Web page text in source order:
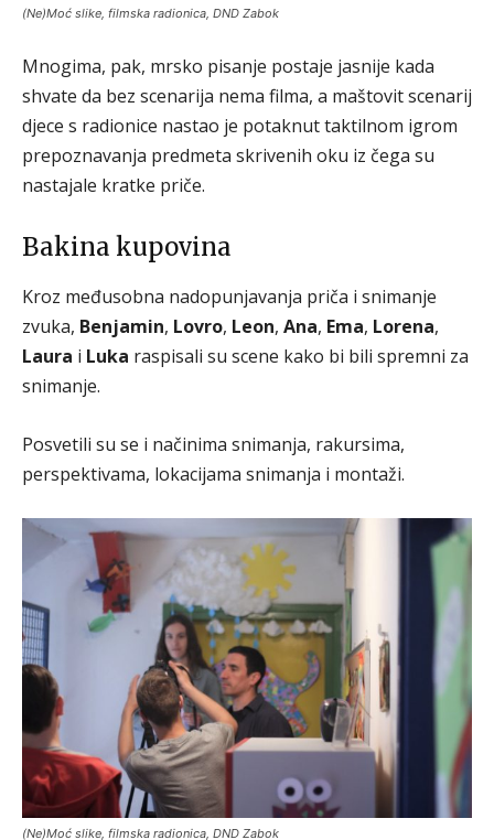
(Ne)Moć slike, filmska radionica, DND Zabok
Mnogima, pak, mrsko pisanje postaje jasnije kada
shvate da bez scenarija nema filma, a maštovit scenarij
djece s radionice nastao je potaknut taktilnom igrom
prepoznavanja predmeta skrivenih oku iz čega su
nastajale kratke priče.
Bakina kupovina
Kroz međusobna nadopunjavanja priča i snimanje
zvuka, Benjamin, Lovro, Leon, Ana, Ema, Lorena,
Laura i Luka raspisali su scene kako bi bili spremni za
snimanje.
Posvetili su se i načinima snimanja, rakursima,
perspektivama, lokacijama snimanja i montaži.
(Ne)Moć slike, filmska radionica, DND Zabok